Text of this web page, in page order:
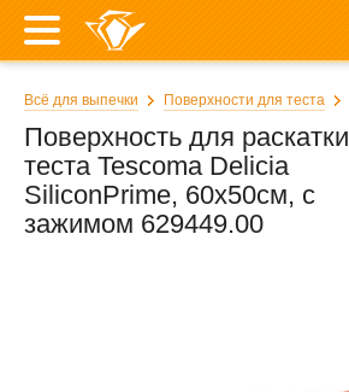
Всё для выпечки Поверхности для теста
Поверхность для раскатки
теста Tescoma Delicia
SiliconPrime, 60x50см, с
зажимом 629449.00